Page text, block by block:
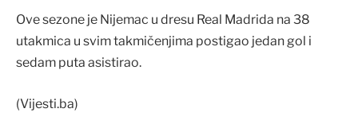
Ove sezone je Nijemac u dresu Real Madrida na 38
utakmica u svim takmičenjima postigao jedan gol i
sedam puta asistirao.
(Vijesti.ba)